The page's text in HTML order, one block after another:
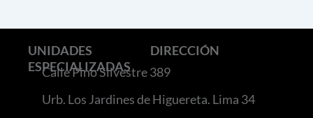
UNIDADES
ESPECIALIZADAS
DIRECCIÓN
Calle Pino Silvestre 389
Urb. Los Jardines de Higuereta. Lima 34